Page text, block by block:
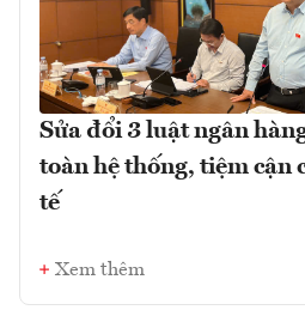
Sửa đổi 3 luật ngân
toàn hệ thống, tiệm cận
tế
Xem thêm